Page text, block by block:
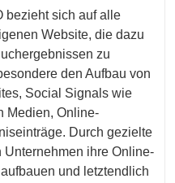
bezieht sich auf alle
Website, die dazu
zu
den Aufbau von
Social Signals wie
Medien, Online-
Durch gezielte
ihre Online-
und letztendlich